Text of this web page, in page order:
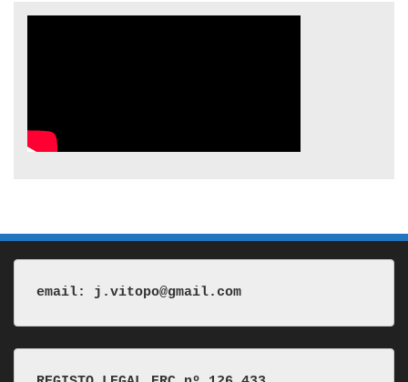
email: j.vitopo@gmail.com